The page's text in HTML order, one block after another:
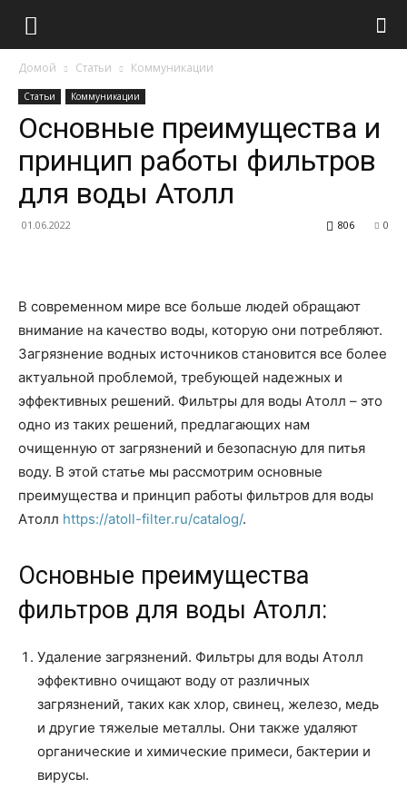
Домой Статьи Коммуникации
Статьи Коммуникации
Основные преимущества и
принцип работы фильтров
для воды Атолл
01.06.2022 0
806
В современном мире все больше людей обращают
внимание на качество воды, которую они потребляют.
Загрязнение водных источников становится все более
актуальной проблемой, требующей надежных и
эффективных решений. Фильтры для воды Атолл – это
одно из таких решений, предлагающих нам
очищенную от загрязнений и безопасную для питья
воду. В этой статье мы рассмотрим основные
преимущества и принцип работы фильтров для воды
Атолл https://atoll-filter.ru/catalog/.
Основные преимущества
фильтров для воды Атолл:
Удаление загрязнений. Фильтры для воды Атолл
эффективно очищают воду от различных
загрязнений, таких как хлор, свинец, железо, медь
и другие тяжелые металлы. Они также удаляют
органические и химические примеси, бактерии и
вирусы.